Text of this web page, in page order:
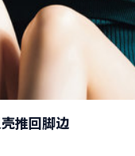
推回脚边